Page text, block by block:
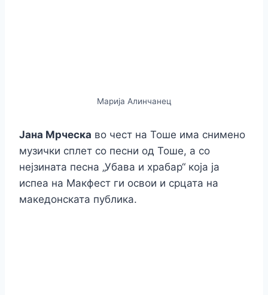
Марија Алинчанец
Јана Мрческа во чест на Тоше има снимено
музички сплет со песни од Тоше, а со
нејзината песна „Убава и храбар“ која ја
испеа на Макфест ги освои и срцата на
македонската публика.